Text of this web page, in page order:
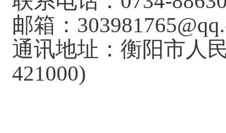
邮箱：
通讯地址：衡阳市人
421000)